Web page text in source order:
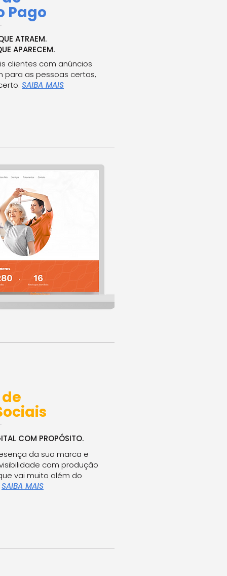
Pago
ATRAEM.
APARECEM.
clientes com anúncios
para as pessoas certas,
SAIBA MAIS
COM PROPÓSITO.
da sua marca e
com produção
vai muito além do
SAIBA MAIS